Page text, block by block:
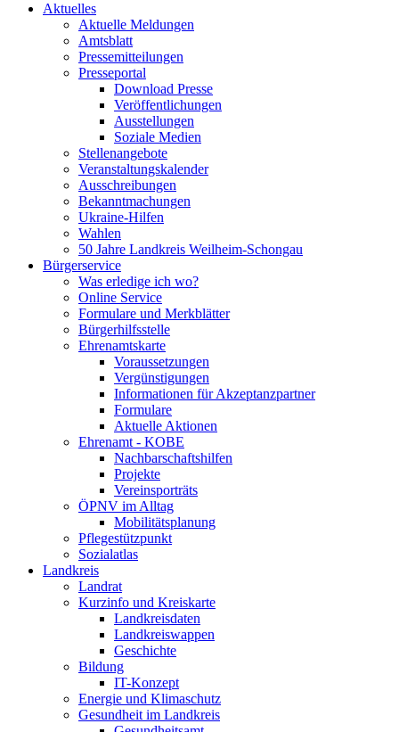
Aktuelles
Aktuelle Meldungen
Amtsblatt
Pressemitteilungen
Presseportal
Download Presse
Veröffentlichungen
Ausstellungen
Soziale Medien
Stellenangebote
Veranstaltungskalender
Ausschreibungen
Bekanntmachungen
Ukraine-Hilfen
Wahlen
50 Jahre Landkreis Weilheim-Schongau
Bürgerservice
Was erledige ich wo?
Online Service
Formulare und Merkblätter
Bürgerhilfsstelle
Ehrenamtskarte
Voraussetzungen
Vergünstigungen
Informationen für Akzeptanzpartner
Formulare
Aktuelle Aktionen
Ehrenamt - KOBE
Nachbarschaftshilfen
Projekte
Vereinsporträts
ÖPNV im Alltag
Mobilitätsplanung
Pflegestützpunkt
Sozialatlas
Landkreis
Landrat
Kurzinfo und Kreiskarte
Landkreisdaten
Landkreiswappen
Geschichte
Bildung
IT-Konzept
Energie und Klimaschutz
Gesundheit im Landkreis